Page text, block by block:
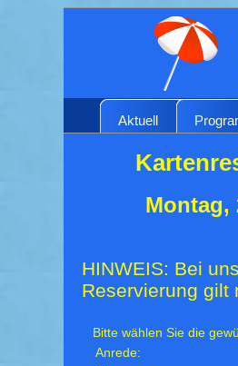
Aktuell
Montag,
HINWEIS: Bei
Reservierung gilt
Bitte wählen Sie die
Anrede: